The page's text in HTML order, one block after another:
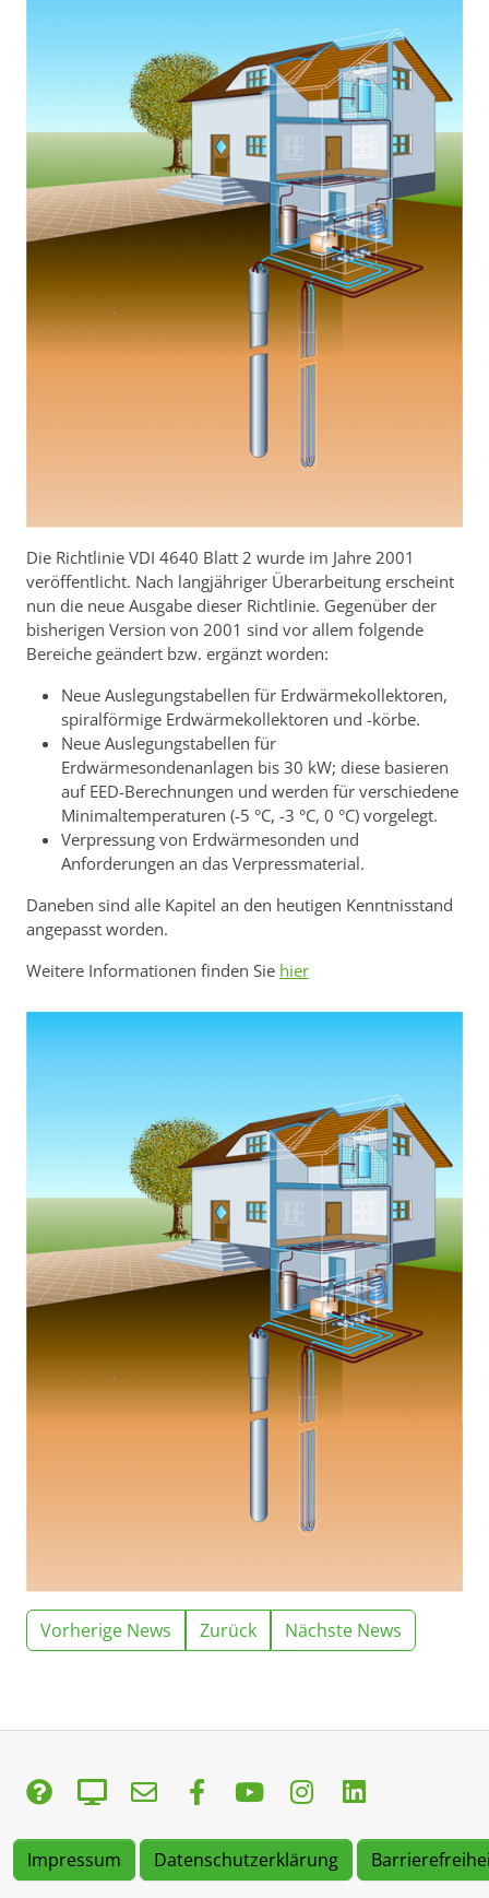
Die Richtlinie VDI 4640 Blatt 2 wurde im Jahre 2001
veröffentlicht. Nach langjähriger Überarbeitung erscheint
nun die neue Ausgabe dieser Richtlinie. Gegenüber der
bisherigen Version von 2001 sind vor allem folgende
Bereiche geändert bzw. ergänzt worden:
Neue Auslegungstabellen für Erdwärmekollektoren,
spiralförmige Erdwärmekollektoren und -körbe.
Neue Auslegungstabellen für
Erdwärmesondenanlagen bis 30 kW; diese basieren
auf EED-Berechnungen und werden für verschiedene
Minimaltemperaturen (-5 °C, -3 °C, 0 °C) vorgelegt.
Verpressung von Erdwärmesonden und
Anforderungen an das Verpressmaterial.
Daneben sind alle Kapitel an den heutigen Kenntnisstand
angepasst worden.
Weitere Informationen finden Sie hier
Vorherige News Zurück Nächste News
Impressum Datenschutzerklärung